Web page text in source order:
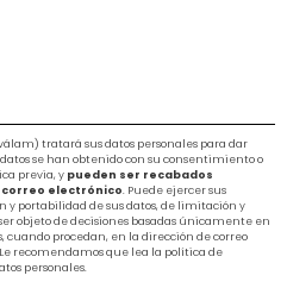
(Aválam) tratará sus datos personales para dar
se han obtenido con su consentimiento o
previa, y pueden ser recabados
electrónico. Puede ejercer sus
y portabilidad de sus datos, de limitación y
objeto de decisiones basadas únicamente en
procedan, en la dirección de correo
recomendamos que lea la política de
personales.